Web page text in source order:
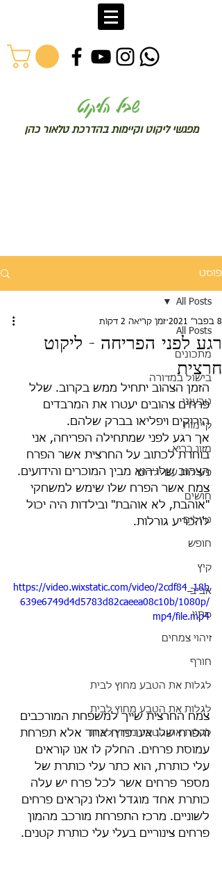
שביל הליקוט
מפגשי ליקוט וקיימות בהדרכת טלאור כהן
פוסט
All Posts
מתכונים
בישול במדורה
טבעוני
קיימות
מזון בריא
פעילות עם ילדים
חושים
טיולים
חופש
קיץ
אביב
סתיו
זיהוי צמחים
חורף
לגלות את הטבע מחוץ לבית
לגלות את הטבע מחוץ לבית
לגלות את הטבע מחוץ לבית
All Posts
רגע לפני הפריחה - ליקוט
חרצית
8 בפבר׳ 2021 זמן קריאה 2 דקות
הזמן הצהוב יתחיל ממש בקרוב. שלל
פרחים צהובים יעטרו את המרבדים
הירוקים ויפליאו בברק שלהם.
אך רגע לפני שמתחילה הפריחה, אני
בוחרת לכתוב על החרצית אשר הפרח
הצהוב שלו הוא מבין המוכרים והידועים.
צמח אשר הפרח שלו שימש למשחקי
"אוהבת, לא אוהבת" ובילדות היה יכול
להכריע גורלות.
https://video.wixstatic.com/video/2cdf84_18b
639e6749d4d5783d82caeea08c10b/1080p/
mp4/file.mp4
צמח החרצית שייך למשפחת המורכבים
והפרח שלו אינו פרח אחד אלא תפרחת
עמוסת פרחים. החלק לו אנו קוראים
עלי כותרת, הוא כתר עלי כותרת של
מספר פרחים אשר לכל פרח יש עלה
כותרת אחד מוגדל ואלו נקראים פרחים
לשוניים. מרכז התפרחת מורכב מהמון
פרחים צינוריים בעלי עלי כותרת קטנים.